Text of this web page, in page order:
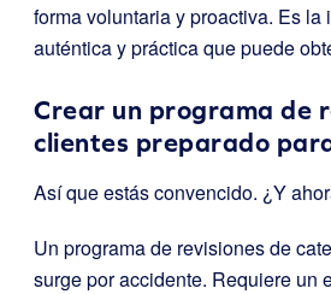
forma voluntaria y proactiva. Es la
auténtica y práctica que puede
Crear un programa de
clientes preparado
Así que estás convencido. ¿Y
Un programa de revisiones de
surge por accidente. Requiere un